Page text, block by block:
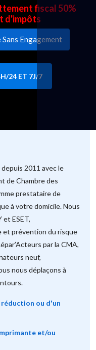
fiscal 50%
d'impôts
Engagement
24 ET 7J/7
2011 avec le
de Chambre des
prestataire de
à votre domicile. Nous
et ESET,
et prévention du risque
par la CMA,
neuf,
nous déplaçons à
réduction ou d'un
et/ou